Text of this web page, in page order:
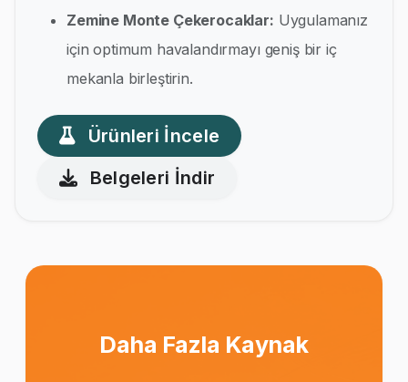
Zemine Monte Çekerocaklar: Uygulamanız
için optimum havalandırmayı geniş bir iç
mekanla birleştirin.
Ürünleri İncele
Belgeleri İndir
Daha Fazla Kaynak